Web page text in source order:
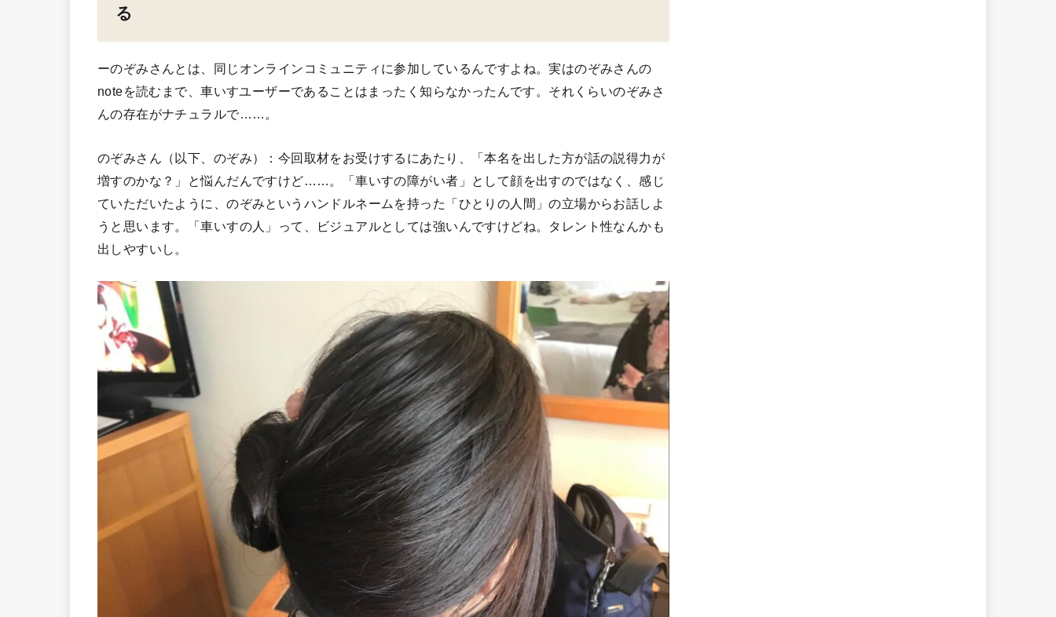
る
ーのぞみさんとは、同じオンラインコミュニティに参加しているんですよね。実はのぞみさんの
noteを読むまで、車いすユーザーであることはまったく知らなかったんです。それくらいのぞみさ
んの存在がナチュラルで……。
のぞみさん（以下、のぞみ）：今回取材をお受けするにあたり、「本名を出した方が話の説得力が
増すのかな？」と悩んだんですけど……。「車いすの障がい者」として顔を出すのではなく、感じ
ていただいたように、のぞみというハンドルネームを持った「ひとりの人間」の立場からお話しよ
うと思います。「車いすの人」って、ビジュアルとしては強いんですけどね。タレント性なんかも
出しやすいし。